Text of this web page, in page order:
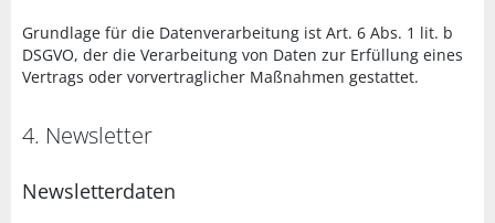
Grundlage für die Datenverarbeitung ist Art. 6 Abs. 1 lit. b
DSGVO, der die Verarbeitung von Daten zur Erfüllung eines
Vertrags oder vorvertraglicher Maßnahmen gestattet.
4. Newsletter
Newsletterdaten